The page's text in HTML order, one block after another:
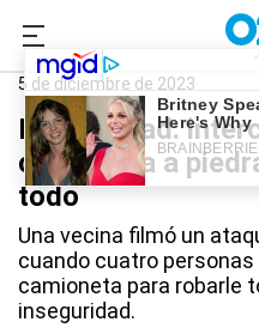
0221.com.ar
5 de diciembre de 2023
Inseguridad:
camioneta a
todo
Una vecina filmó un
cuando cuatro
camioneta para robarle
inseguridad.